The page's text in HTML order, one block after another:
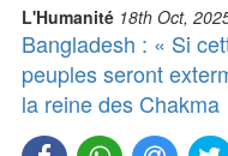
L'Humanité 18th Oct,
Bangladesh : « Si
peuples seront
la reine des Chakma